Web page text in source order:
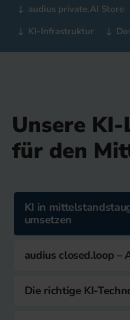
audius private.AI Store
KI-Infrastruktur
Unsere
für den
KI in
umsetzen
audius closed.loop –
Die richtige KI-